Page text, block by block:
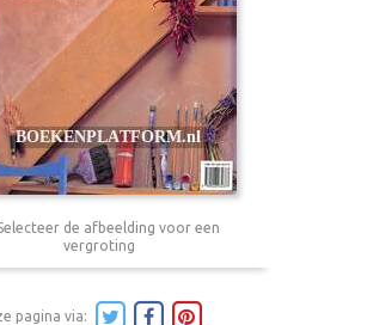
de afbeelding voor een
vergroting
pagina via: